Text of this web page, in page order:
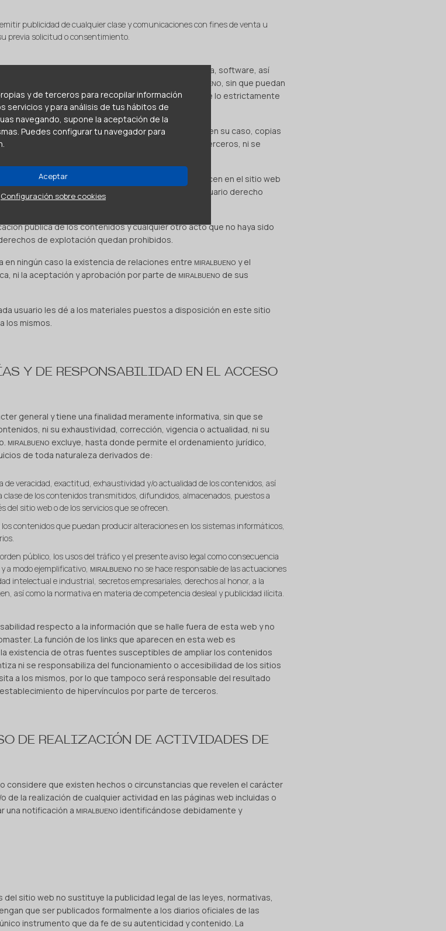
y de terceros para recopilar información
servicios y para análisis de tus hábitos de
navegando, supone la aceptación de la
Puedes configurar tu navegador para
Aceptar
Configuración sobre cookies
publicidad de cualquier clase y comunicaciones con fines de venta u
previa solicitud o consentimiento.
fotografías, gráficos, imágenes, iconos, tecnología, software, así
una obra cuya propiedad pertenece a
MIRALBUENO, sin que puedan
de explotación sobre los mismos más allá de lo estrictamente
web pueden visualizar los contenidos y efectuar, en su caso, copias
reproducidos no sean cedidos posteriormente a terceros, ni se
objeto de ningún tipo de explotación.
o signos distintivos de cualquier clase que aparecen en el sitio web
que el uso o acceso al mismo atribuya al usuario derecho
pública de los contenidos y cualquier otro acto que no haya sido
de explotación quedan prohibidos.
ningún caso la existencia de relaciones entre MIRALBUENO y el
ni la aceptación y aprobación por parte de MIRALBUENO de sus
usuario les dé a los materiales puestos a disposición en este sitio
los mismos.
Y DE RESPONSABILIDAD EN EL ACCESO
general y tiene una finalidad meramente informativa, sin que se
ni su exhaustividad, corrección, vigencia o actualidad, ni su
MIRALBUENO excluye, hasta donde permite el ordenamiento jurídico,
de toda naturaleza derivados de:
de veracidad, exactitud, exhaustividad y/o actualidad de los contenidos, así
clase de los contenidos transmitidos, difundidos, almacenados, puestos a
del sitio web o de los servicios que se ofrecen.
contenidos que puedan producir alteraciones en los sistemas informáticos,
público, los usos del tráfico y el presente aviso legal como consecuencia
a modo ejemplificativo, MIRALBUENO no se hace responsable de las actuaciones
intelectual e industrial, secretos empresariales, derechos al honor, a la
así como la normativa en materia de competencia desleal y publicidad ilícita.
respecto a la información que se halle fuera de esta web y no
La función de los links que aparecen en esta web es
existencia de otras fuentes susceptibles de ampliar los contenidos
ni se responsabiliza del funcionamiento o accesibilidad de los sitios
a los mismos, por lo que tampoco será responsable del resultado
de hipervínculos por parte de terceros.
DE REALIZACIÓN DE ACTIVIDADES DE
considere que existen hechos o circunstancias que revelen el carácter
de la realización de cualquier actividad en las páginas web incluidas o
una notificación a MIRALBUENO identificándose debidamente y
sitio web no sustituye la publicidad legal de las leyes, normativas,
que ser publicados formalmente a los diarios oficiales de las
instrumento que da fe de su autenticidad y contenido. La